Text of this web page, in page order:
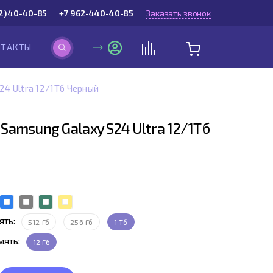
40-40-85 +7 962-440-40-85 Заказать звонок
Ultra 12/1Тб Черный
Galaxy S24 Ultra 12/1Тб
512 Гб 256 Гб 1 Тб
12 Гб